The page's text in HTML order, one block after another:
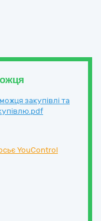
закупівлі та
YouControl